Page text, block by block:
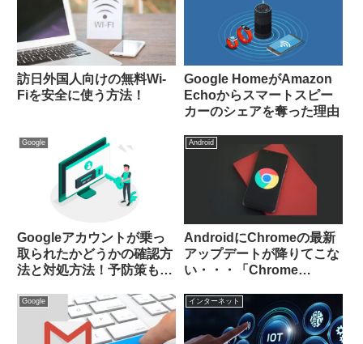
訪日外国人向けの無料Wi-
Fiを安全に使う方法！
Google HomeがAmazon
Echoからスマートスピー
カーのシェアを奪った理由
Google
Googleアカウントが乗っ
取られたかどうかの確認方
法と対処方法！予防策も教
Android
AndroidにChromeの最新
アップデートが降りてこな
い・・・「Chrome
Google インターネット